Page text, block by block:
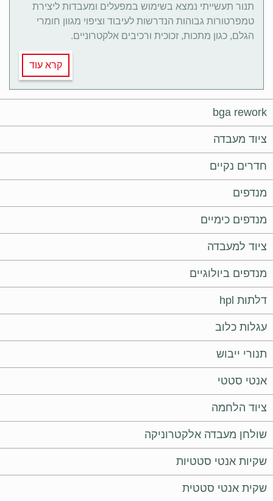
bga rework
ציוד מעבדה
חדרים נקיים
מנדפים
מנדפים כימיים
ציוד למעבדה
מנדפים ביולוגיים
דלתות hpl
עגלות כלוב
תנורי ייבוש
אנטי סטטי
ציוד הלחמה
שולחן מעבדה אלקטרוניקה
שקיות אנטי סטטיות
שקית אנטי סטטית
תנור תעשייתי נמצא בשימוש במפעלים ומעבדות ליצירת
טמפרטורות גבוהות הנדרשות לעיבוד וציפוי מגוון חומרי
הגלם, כגון מתכות, זכוכית ורכיבים אלקטרוניים.
קרא עוד